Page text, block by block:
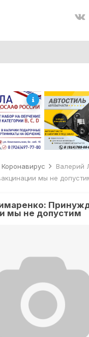
Коронавирус
Валерий
мы не
мы не допустим